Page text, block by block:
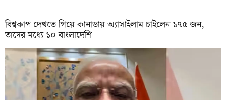
বিশ্বকাপ দেখতে গিয়ে কানাডায় অ্যাসাইলাম চাইলেন ১৭৫ জন,
তাদের মধ্যে ১০ বাংলাদেশি